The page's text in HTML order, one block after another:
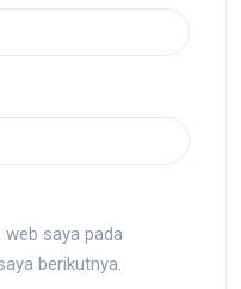
web saya pada
berikutnya.